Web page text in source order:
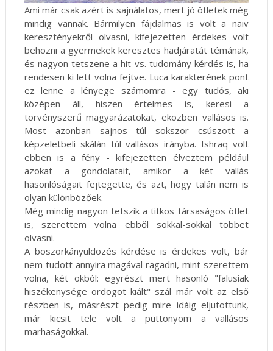
Ami már csak azért is sajnálatos, mert jó ötletek még
mindig vannak. Bármilyen fájdalmas is volt a naiv
keresztényekről olvasni, kifejezetten érdekes volt
behozni a gyermekek keresztes hadjáratát témának,
és nagyon tetszene a hit vs. tudomány kérdés is, ha
rendesen ki lett volna fejtve. Luca karakterének pont
ez lenne a lényege számomra - egy tudós, aki
középen áll, hiszen értelmes is, keresi a
törvényszerű magyarázatokat, eközben vallásos is.
Most azonban sajnos túl sokszor csúszott a
képzeletbeli skálán túl vallásos irányba. Ishraq volt
ebben is a fény - kifejezetten élveztem például
azokat a gondolatait, amikor a két vallás
hasonlóságait fejtegette, és azt, hogy talán nem is
olyan különbözőek.
Még mindig nagyon tetszik a titkos társaságos ötlet
is, szerettem volna ebből sokkal-sokkal többet
olvasni.
A boszorkányüldözés kérdése is érdekes volt, bár
nem tudott annyira magával ragadni, mint szerettem
volna, két okból: egyrészt mert hasonló "falusiak
hiszékenysége ördögöt kiált" szál már volt az első
részben is, másrészt pedig mire idáig eljutottunk,
már kicsit tele volt a puttonyom a vallásos
marhaságokkal.